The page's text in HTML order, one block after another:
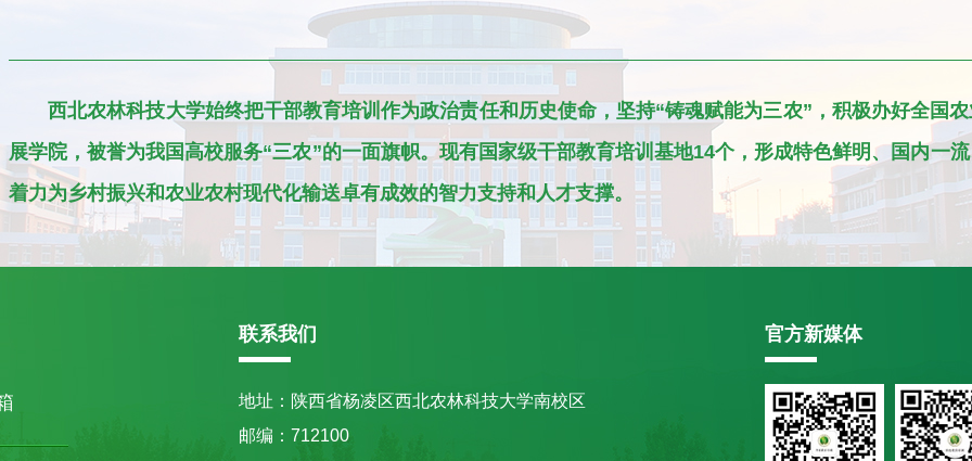
西北农林科技大学始终把干部教育培训作为政治责任和历史使命，坚持“铸魂赋能为三农”，积极办好全国
展学院，被誉为我国高校服务“三农”的一面旗帜。现有国家级干部教育培训基地14个，形成特色鲜明、国内一
着力为乡村振兴和农业农村现代化输送卓有成效的智力支持和人才支撑。
联系我们
地址：陕西省杨凌区西北农林科技大学南校区
邮编：712100
官方新媒体